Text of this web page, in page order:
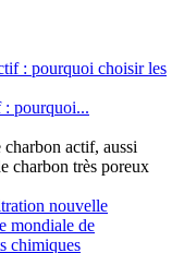
: pourquoi...
actif, aussi
charbon très poreux